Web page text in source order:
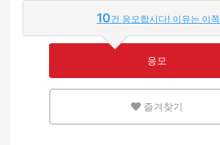
영어 또는 모국어를 살릴 수 있는 환경
10건 응모합시다! 이유는 이쪽
응모
즐겨찾기